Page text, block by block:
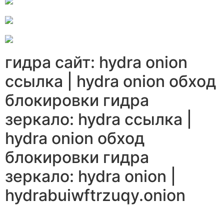
гидра сайт: hydra onion
ссылка | hydra onion обход
блокировки гидра
зеркало: hydra ссылка |
hydra onion обход
блокировки гидра
зеркало: hydra onion |
hydrabuiwftrzuqy.onion